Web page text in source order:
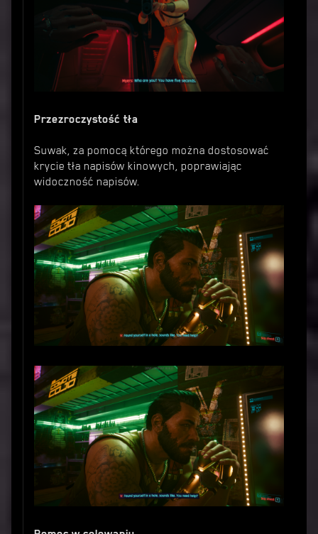
Przezroczystość tła
Suwak, za pomocą którego można dostosować
krycie tła napisów kinowych, poprawiając
widoczność napisów.